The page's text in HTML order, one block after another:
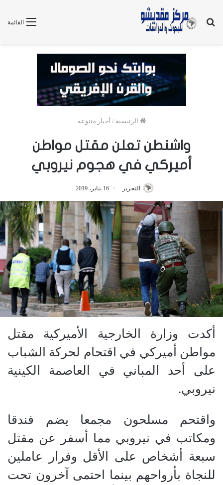
القائمة
بحث
الرئيسية / أخبار متنوعة
واشنطن تعلن مقتل مواطن
أميركي في هجوم نيروبي
التحرير 16 يناير، 2019
أكدت وزارة الخارجية الأميركية مقتل
مواطن أميركي في اقتحام لحركة الشباب
على أحد المباني في العاصمة الكينية
نيروبي.
واقتحم مسلحون مجمعا يضم فندقا
ومكاتب في نيروبي مما أسفر عن مقتل
سبعة أشخاص على الأقل وفرار عاملين
للنجاة بأرواحهم بينما احتمى آخرون تحت